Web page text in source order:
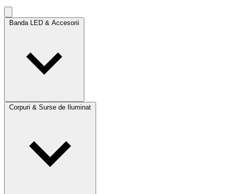
Banda LED & Accesorii
Corpuri & Surse de Iluminat